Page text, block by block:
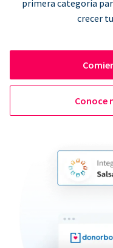
primera categoría
crecer
Conoce